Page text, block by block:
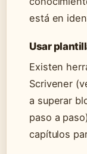
está en
Usar
Existen
Scrivener
a superar
paso a
capítulos